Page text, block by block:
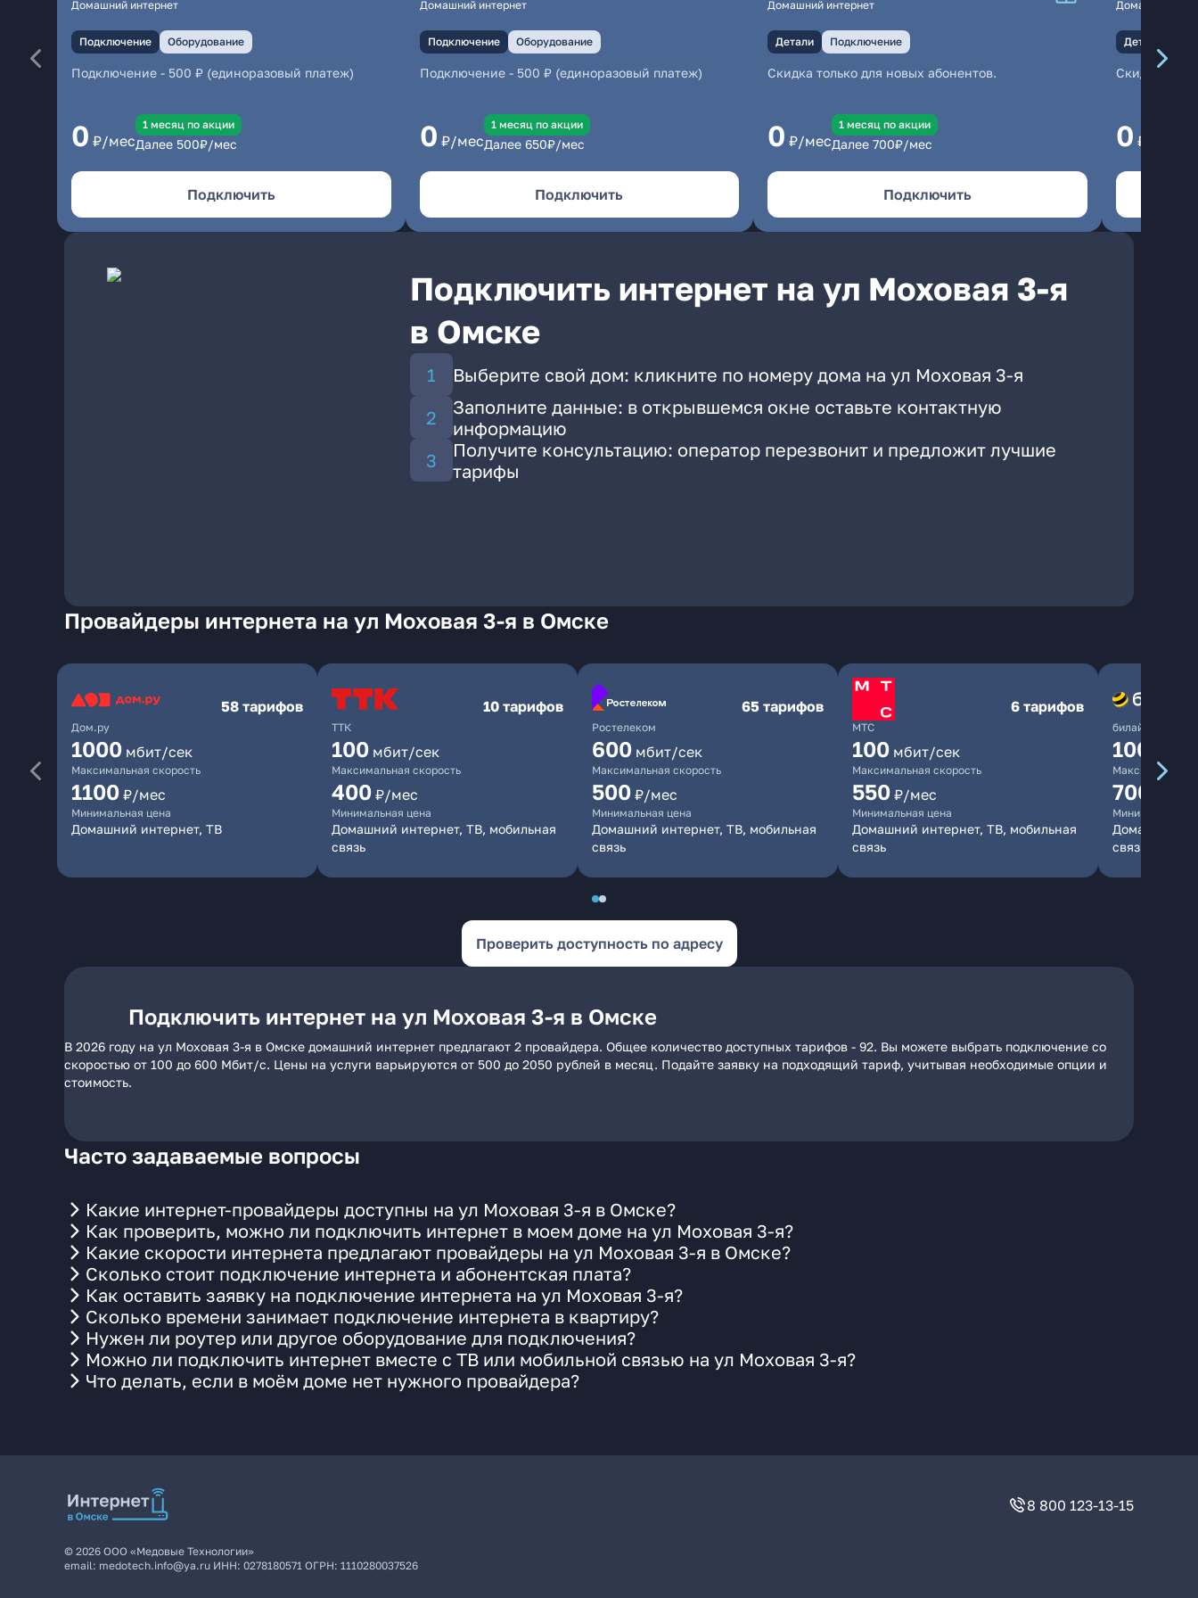
Домашний интернет
Подключение Оборудование
Подключение - 500 ₽ (единоразовый платеж)
0 ₽/мес
1 месяц по акции
Далее 500₽/мес
Подключить
Домашний интернет
Подключение Оборудование
Подключение- 500 ₽ (единоразовый платеж)
0 ₽/мес
1 месяц по акции
Далее 650₽/мес
Подключить
Домашний интернет
Детали Подключение
Скидка только для новых абонентов.
0 ₽/мес
1 месяц по акции
Далее 700₽/мес
Подключить
Домашний
Детали
Скидка
0 ₽/мес
Подключить интернет на ул Моховая 3-я
в Омске
Выберите свой дом: кликните по номеру дома на ул Моховая 3-я
Заполните данные: в открывшемся окне оставьте контактную
информацию
Получите консультацию: оператор перезвонит и предложит лучшие
тарифы
Провайдеры интернета на ул Моховая 3-я в Омске
Дом.ру
58 тарифов
1000 мбит/сек
Максимальная скорость
1100 ₽/мес
Минимальная цена
Домашний интернет, ТВ
ТТК
10 тарифов
100 мбит/сек
Максимальная скорость
400 ₽/мес
Минимальная цена
Домашний интернет, ТВ, мобильная
связь
Ростелеком
65 тарифов
600 мбит/сек
Максимальная скорость
500 ₽/мес
Минимальная цена
Домашний интернет, ТВ, мобильная
связь
МТС
6 тарифов
100 мбит/сек
Максимальная скорость
550 ₽/мес
Минимальная цена
Домашний интернет, ТВ, мобильная
связь
билайн
1000
Максимальная
700
Минимальная
Домашний
связь
Проверить доступность по адресу
Подключить интернет на ул Моховая 3-я в Омске
В 2026 году на ул Моховая 3-я в Омске домашний интернет предлагают 2 провайдера. Общее количество доступных тарифов - 92. Вы можете выбрать подключение со
скоростью от 100 до 600 Мбит/с. Цены на услуги варьируются от 500 до 2050 рублей в месяц. Подайте заявку на подходящий тариф, учитывая необходимые опции и
стоимость.
Часто задаваемые вопросы
Какие интернет-провайдеры доступны на ул Моховая 3-я в Омске?
Как проверить, можно ли подключить интернет в моем доме на ул Моховая 3-я?
Какие скорости интернета предлагают провайдеры на ул Моховая 3-я в Омске?
Сколько стоит подключение интернета и абонентская плата?
Как оставить заявку на подключение интернета на ул Моховая 3-я?
Сколько времени занимает подключение интернета в квартиру?
Нужен ли роутер или другое оборудование для подключения?
Можно ли подключить интернет вместе с ТВ или мобильной связью на ул Моховая 3-я?
Что делать, если в моём доме нет нужного провайдера?
8 800 123-13-15
© 2026 ООО «Медовые Технологии»
email: medotech.info@ya.ru ИНН: 0278180571 ОГРН: 1110280037526